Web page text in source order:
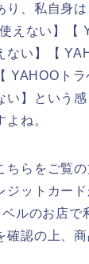
り、私自身
ない】【
ない】【
YAHOOト
】という感
ね。
ちらをご覧
ジットカー
ルのお店で
確認の上、